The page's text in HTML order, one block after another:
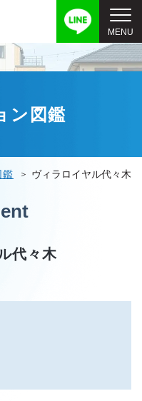
ン図鑑
鑑 ヴィラロイヤル代々木
代々木